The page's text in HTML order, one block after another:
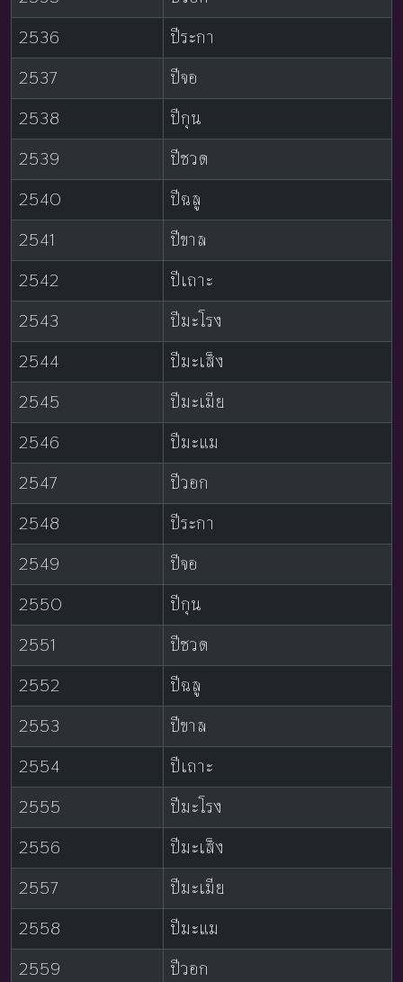
2536
ปีระกา
2537
ปีจอ
2538
ปีกุน
2539
ปีชวด
2540
ปีฉลู
2541
ปีขาล
2542
ปีเถาะ
2543
ปีมะโรง
2544
ปีมะเส็ง
2545
ปีมะเมีย
2546
ปีมะแม
2547
ปีวอก
2548
ปีระกา
2549
ปีจอ
2550
ปีกุน
2551
ปีชวด
2552
ปีฉลู
2553
ปีขาล
2554
ปีเถาะ
2555
ปีมะโรง
2556
ปีมะเส็ง
2557
ปีมะเมีย
2558
ปีมะแม
2559
ปีวอก